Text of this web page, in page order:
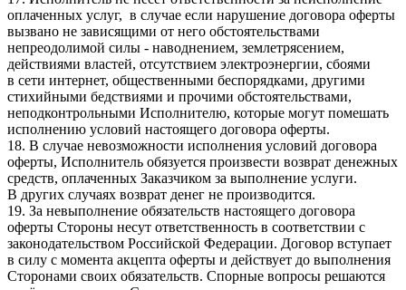
оплаченных услуг, в случае если нарушение договора оферты
вызвано не зависящими от него обстоятельствами
непреодолимой силы - наводнением, землетрясением,
действиями властей, отсутствием электроэнергии, сбоями
в сети интернет, общественными беспорядками, другими
стихийными бедствиями и прочими обстоятельствами,
неподконтрольными Исполнителю, которые могут помешать
исполнению условий настоящего договора оферты.
18. В случае невозможности исполнения условий договора
оферты, Исполнитель обязуется произвести возврат денежных
средств, оплаченных Заказчиком за выполнение услуги.
В других случаях возврат денег не производится.
19. За невыполнение обязательств настоящего договора
оферты Стороны несут ответственность в соответствии с
законодательством Российской Федерации. Договор вступает
в силу с момента акцепта оферты и действует до выполнения
Сторонами своих обязательств. Спорные вопросы решаются